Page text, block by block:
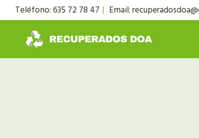
Saltar
al
contenido
Teléfono: 635 72 78 47 | Email: